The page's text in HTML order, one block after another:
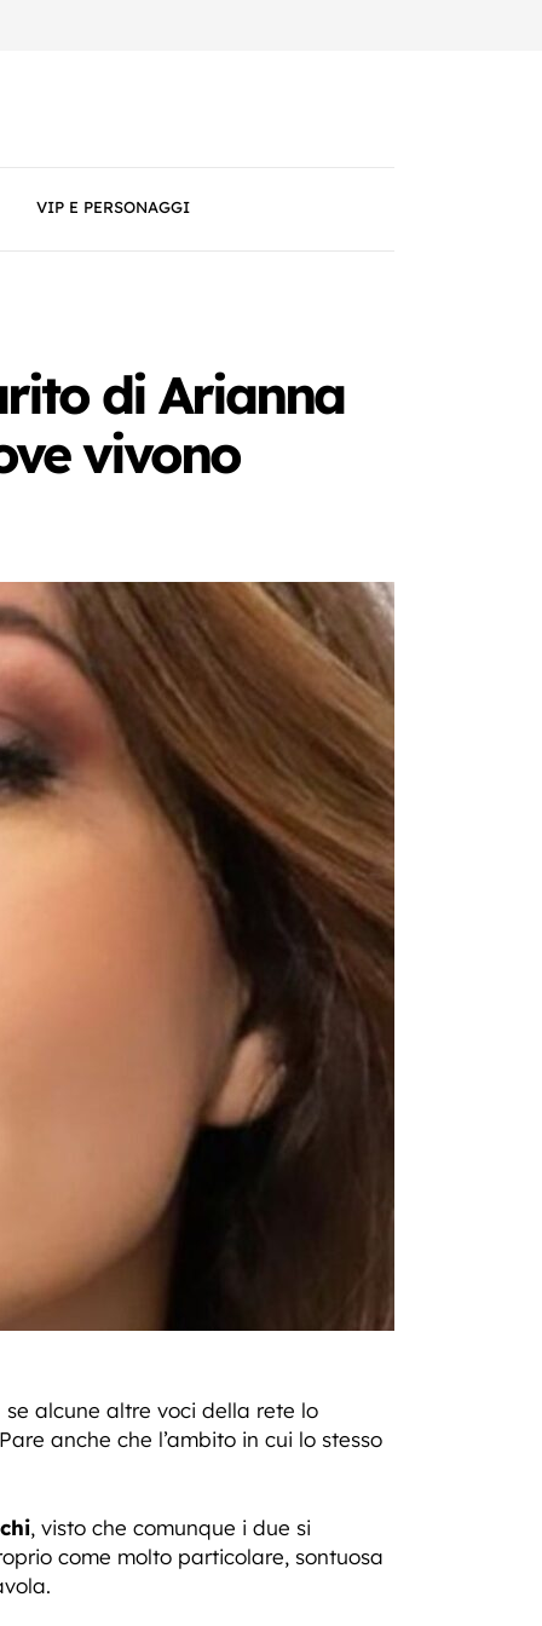
VIP E PERSONAGGI
di Arianna
vivono
alcune altre voci della rete lo
anche che l’ambito in cui lo stesso
, visto che comunque i due si
come molto particolare, sontuosa